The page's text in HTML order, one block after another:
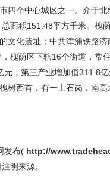
四个中心城区之一。介于
面积151.48平方千米。槐
文化遗址；中共津浦铁路
槐荫区下辖16个街道，常
元，第三产业增加值311.8
树西首，有一土石岗，南
发布( http://
明来源。